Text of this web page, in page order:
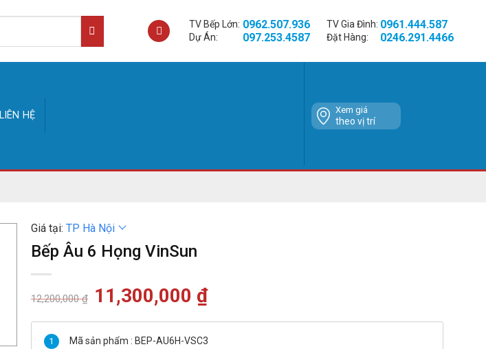
TV Bếp Lớn: 0962.507.936 TV Gia Đình: 0961.444.587
Dự Án: 097.253.4587 Đặt Hàng: 0246.291.4466
LIÊN HỆ Xem giá
theo vị trí
Giá tại: TP Hà Nội
Bếp Âu 6 Họng VinSun
12,200,000₫
Giá
gốc
11,300,000 ₫Giá
11,300,000 ₫.
Mã sản phẩm : BEP-AU6H-VSC3